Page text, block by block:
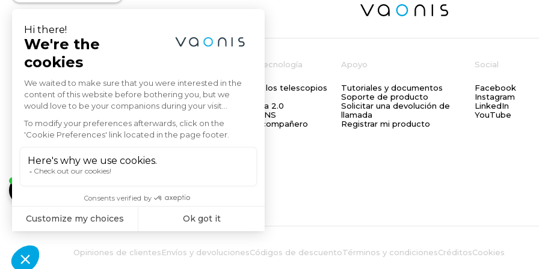
Sobre nosotros
Nuestra odisea
Nuestro blog
Innovación y tecnología
Beneficios de los telescopios
inteligentes
Astrofotografía 2.0
Tecnologías ENS
LumENS - tu compañero
astronómico
Apoyo
Tutoriales y documentos
Soporte de producto
Solicitar una devolución de
llamada
Registrar mi producto
Social
Facebook
Instagram
LinkedIn
YouTube
Opiniones de clientesEnvíos y devolucionesCódigos de descuentoTérminos y condicionesCréditosCookies
Explore
Subscribe to the
news,